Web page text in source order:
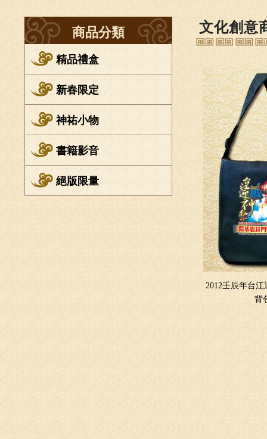
商品分類
精品禮盒
新春限定
神祐小物
書籍影音
絕版限量
文化創意
2012壬辰年台
背